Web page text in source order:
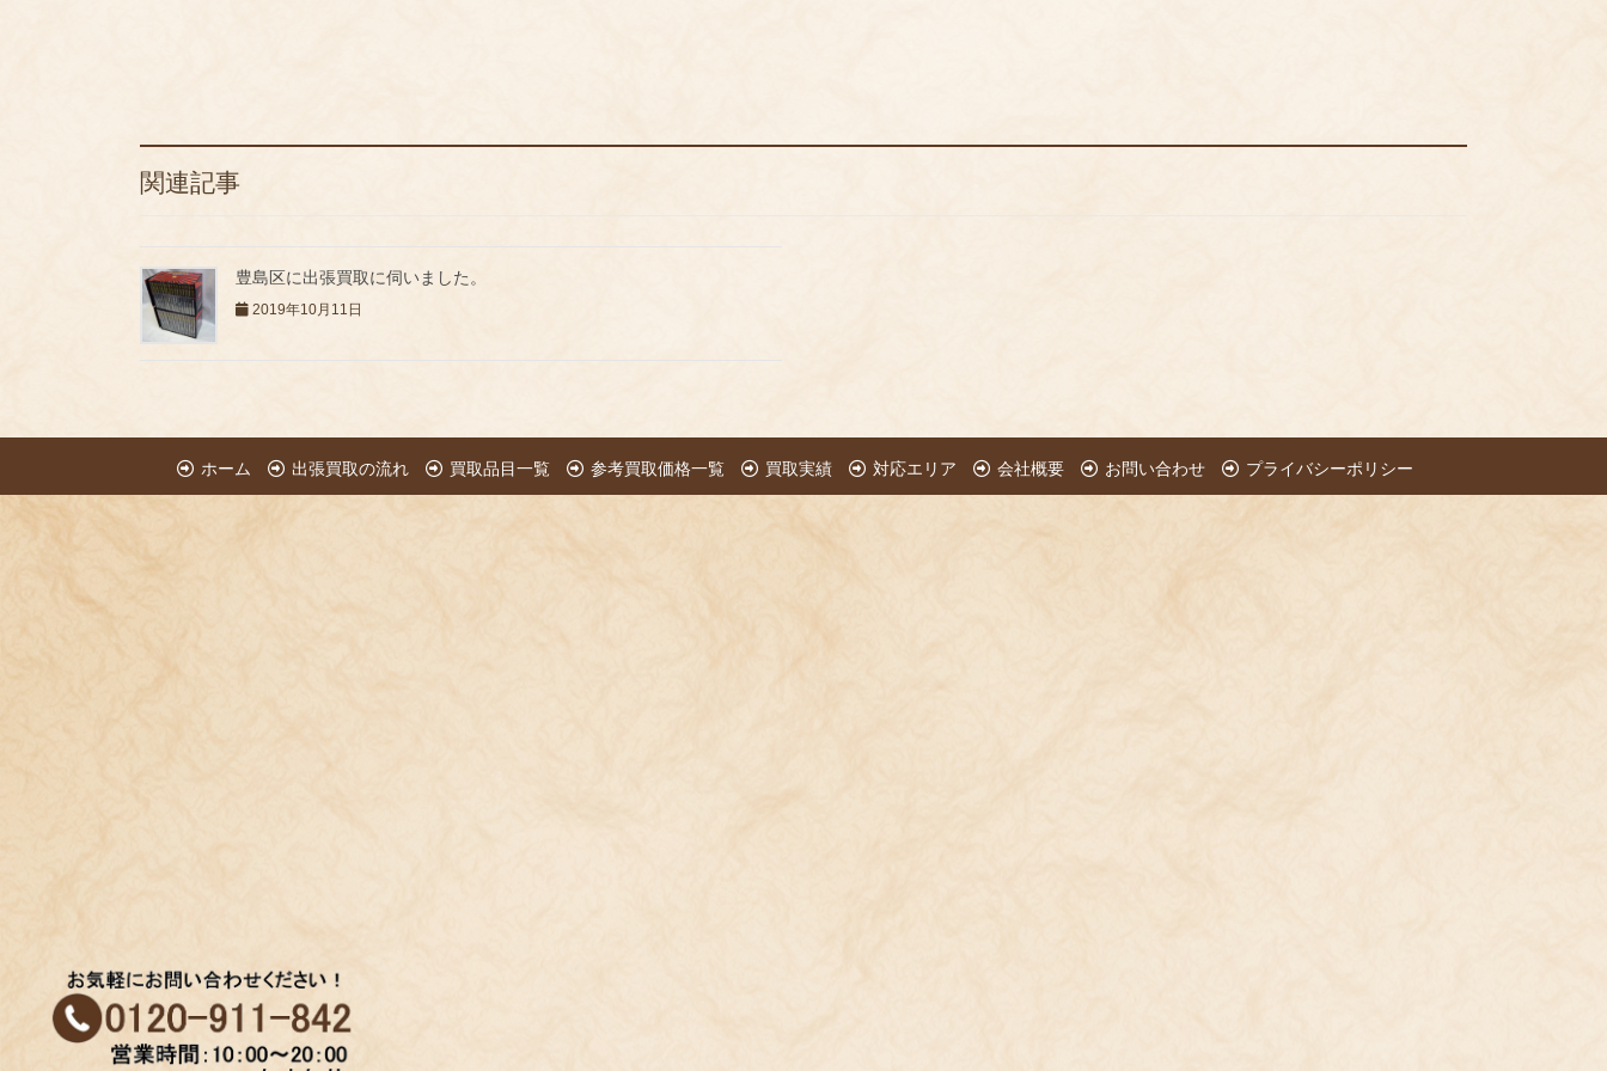
関連記事
豊島区に出張買取に伺いました。
2019年10月11日
ホーム 出張買取の流れ 買取品目一覧 参考買取価格一覧 買取実績 対応エリア 会社概要 お問い合わせ プライバシーポリシー